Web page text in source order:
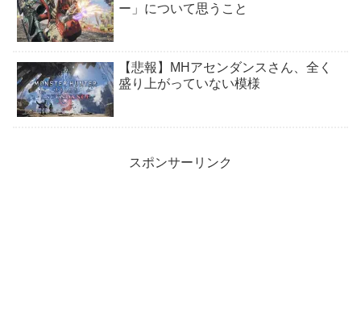
ー」について思うこと
【悲報】MHアセンダンスさん、全く
盛り上がっていない模様
スポンサーリンク